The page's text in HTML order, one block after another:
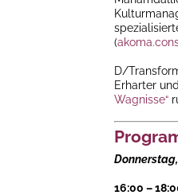
(
D/
Erharter
Wagnisse“
16:00 –